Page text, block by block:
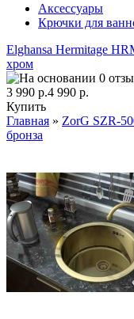
Аксессуары
Крючки для
Elghansa Hermitage
хром
3 990 р.4 990 р.
Купить
Главная » ZorG SZR-
бронза